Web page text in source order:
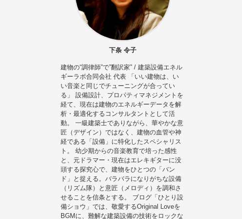
下条 令子
建物の“調律師”で”翻訳家” / 建築設備エネル
ギーラボ合同会社 代表 「いい建物は、い
い音楽と同じでチューニングが合ってい
る」 設備設計、プロパティマネジメントを
経て、現在は建物のエネルギーデータを解
析・最適化するコンサルタントとして活
動。 一級建築士でありながら、華やかな意
匠（デザイン）ではなく、建物の血管や神
経である「設備」に特化したスペシャリス
ト。 幼少期からの音楽教育で培った感性
と、元ドラマー・現在はエレキギターに没
頭する探究心で、建物をひとつの「バン
ド」と捉える。バラバラになりがちな設備
（リズム隊）と意匠（メロディ）を調和さ
せることを信条とする。 ブログ「ひとり設
備ショウ」では、敬愛するOriginal Loveを
BGMに、難解な建築設備の技術をロックな